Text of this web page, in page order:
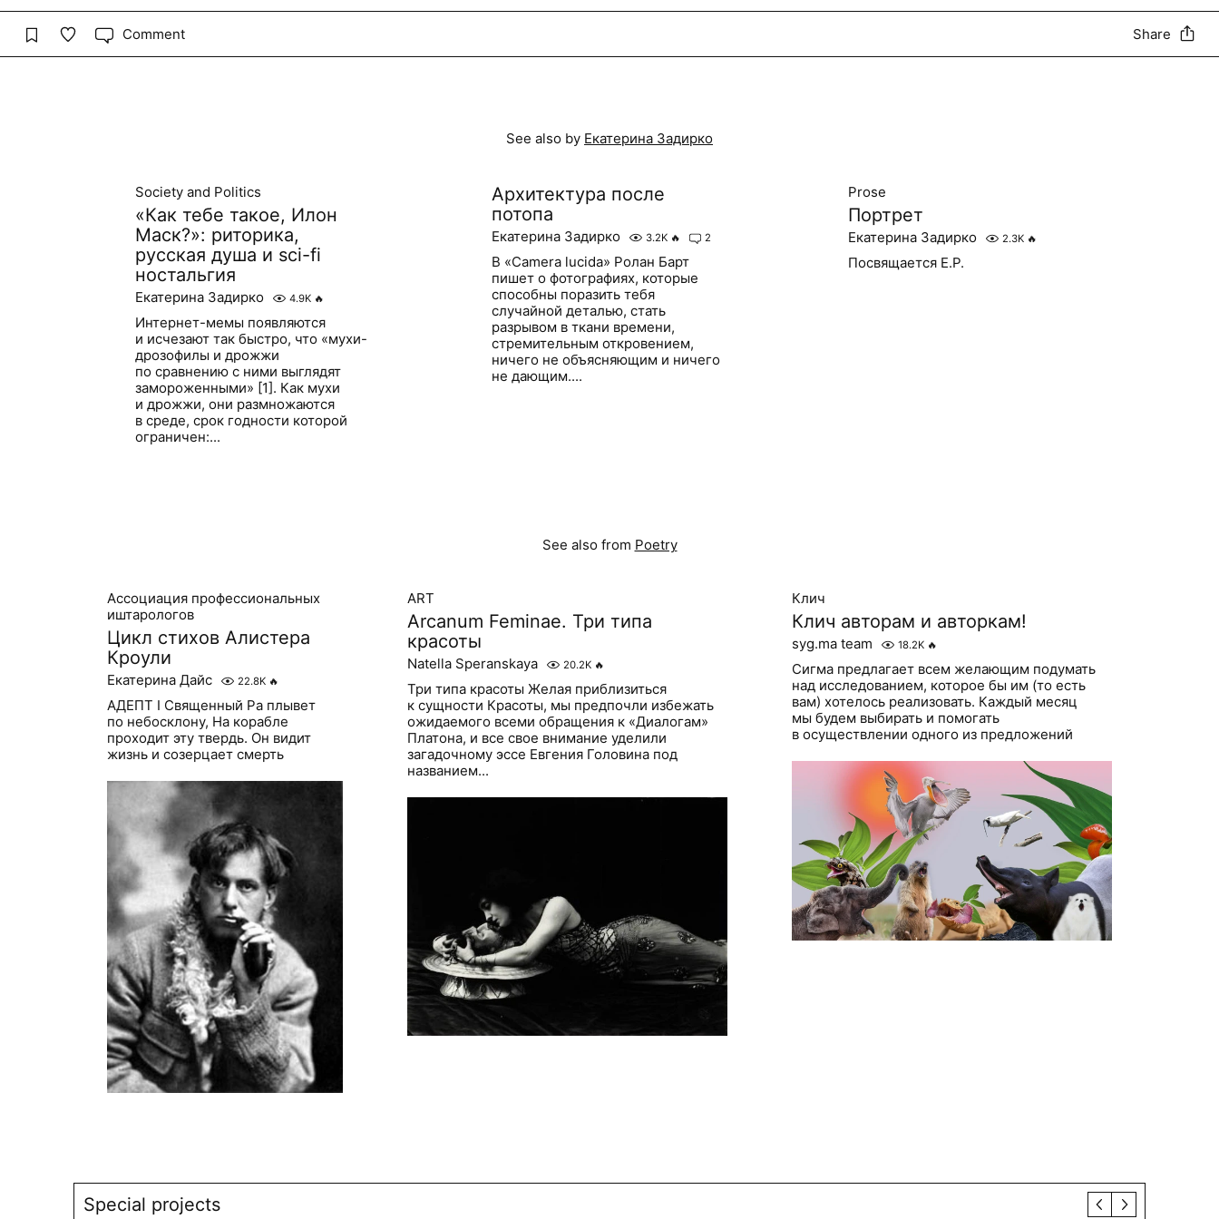
Comment Share
See also by Екатерина Задирко
Society and Politics
«Как тебе такое, Илон
Маск?»: риторика,
русская душа и sci-fi
ностальгия
Екатерина Задирко 4.9K 🔥
Интернет-мемы появляются
и исчезают так быстро, что «мухи-
дрозофилы и дрожжи
по сравнению с ними выглядят
замороженными» [1]. Как мухи
и дрожжи, они размножаются
в среде, срок годности которой
ограничен:...
Архитектура после
потопа
Екатерина Задирко 3.2K 🔥 2
В «Camera lucida» Ролан Барт
пишет о фотографиях, которые
способны поразить тебя
случайной деталью, стать
разрывом в ткани времени,
стремительным откровением,
ничего не объясняющим и ничего
не дающим....
Prose
Портрет
Екатерина Задирко 2.3K 🔥
Посвящается Е.Р.
See also from Poetry
Ассоциация профессиональных
иштарологов
Цикл стихов Алистера
Кроули
Екатерина Дайс 22.8K 🔥
АДЕПТ I Священный Ра плывет
по небосклону, На корабле
проходит эту твердь. Он видит
жизнь и созерцает смерть
ART
Arcanum Feminae. Три типа
красоты
Natella Speranskaya 20.2K 🔥
Три типа красоты Желая приблизиться
к сущности Красоты, мы предпочли избежать
ожидаемого всеми обращения к «Диалогам»
Платона, и все свое внимание уделили
загадочному эссе Евгения Головина под
названием...
Клич
Клич авторам и авторкам!
syg.ma team 18.2K 🔥
Сигма предлагает всем желающим подумать
над исследованием, которое бы им (то есть
вам) хотелось реализовать. Каждый месяц
мы будем выбирать и помогать
в осуществлении одного из предложений
Special projects